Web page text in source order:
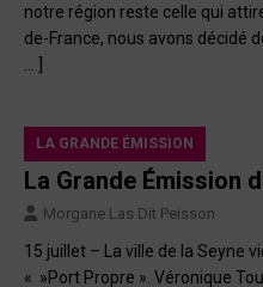
notre région reste celle qui
de-France, nous avons décidé
… ]
LA GRANDE ÉMISSION
La Grande Émission
Morgane Las Dit Peisson
15 juillet – La ville de la Seyne
« »Port Propre ». Véronique